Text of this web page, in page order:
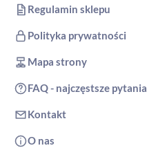
Regulamin sklepu
Polityka prywatności
Mapa strony
FAQ - najczęstsze pytania
Kontakt
O nas